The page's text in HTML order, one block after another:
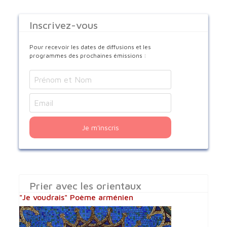
Inscrivez-vous
Pour recevoir les dates de diffusions et les
programmes des prochaines émissions :
Je m'inscris
Prier avec les orientaux
"Je voudrais" Poème arménien